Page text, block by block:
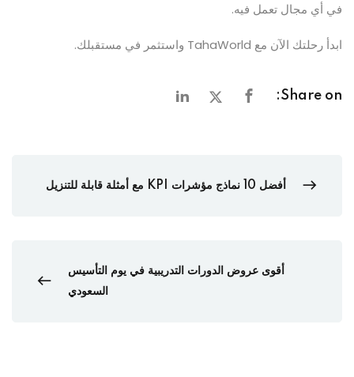
في أي مجال تعمل فيه.
ابدأ رحلتك الآن مع TahaWorld واستثمر في مستقبلك.
Share on:
أفضل 10 نماذج مؤشرات KPI مع أمثلة قابلة للتنزيل
أقوى عروض الدورات التدريبية في يوم التأسيس
السعودي